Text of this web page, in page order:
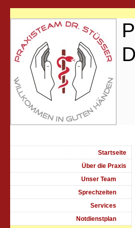
Dr.
Startseite
Über die Praxis
Unser Team
Sprechzeiten
Services
Notdienstplan